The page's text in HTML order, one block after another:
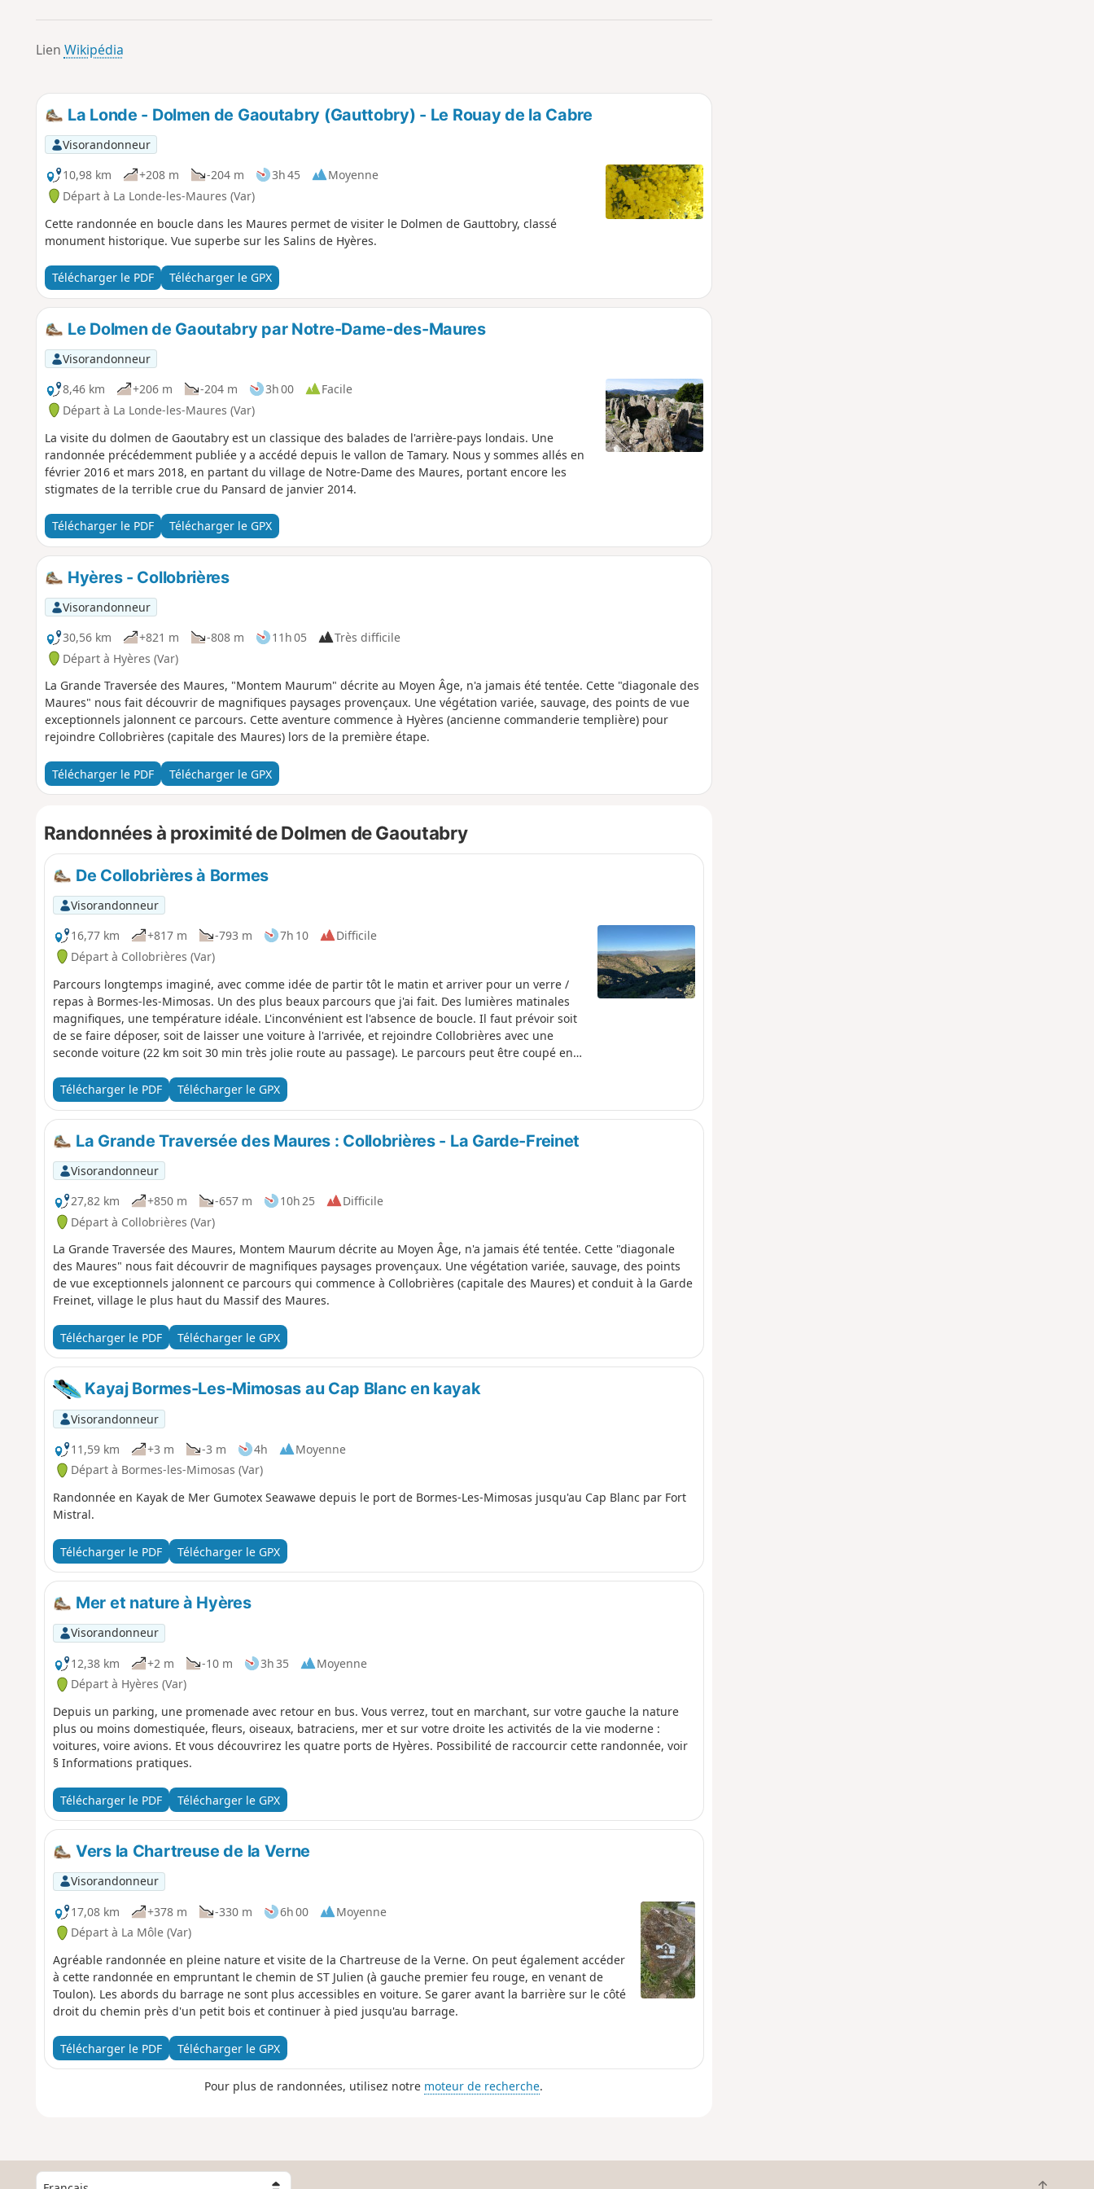
a
o
Lien Wikipédia
La Londe - Dolmen de Gaoutabry (Gauttobry) - Le Rouay de la Cabre
Visorandonneur
10,98 km
+208 m -204 m 3h 45
Moyenne
Départ à La Londe-les-Maures (Var)
Cette randonnée en boucle dans les Maures permet de visiter le Dolmen de Gauttobry, classé
monument historique. Vue superbe sur les Salins de Hyères.
Télécharger le PDF Télécharger le GPX
Le Dolmen de Gaoutabry par Notre-Dame-des-Maures
Visorandonneur
8,46 km
+206 m -204 m 3h 00
Facile
Départ à La Londe-les-Maures (Var)
La visite du dolmen de Gaoutabry est un classique des balades de l'arrière-pays londais. Une
randonnée précédemment publiée y a accédé depuis le vallon de Tamary. Nous y sommes allés en
février 2016 et mars 2018, en partant du village de Notre-Dame des Maures, portant encore les
stigmates de la terrible crue du Pansard de janvier 2014.
Télécharger le PDF Télécharger le GPX
Hyères - Collobrières
Visorandonneur
30,56 km
+821 m -808 m 11h 05
Très difficile
Départ à Hyères (Var)
La Grande Traversée des Maures, "Montem Maurum" décrite au Moyen Âge, n'a jamais été tentée. Cette "diagonale des
Maures" nous fait découvrir de magnifiques paysages provençaux. Une végétation variée, sauvage, des points de vue
exceptionnels jalonnent ce parcours. Cette aventure commence à Hyères (ancienne commanderie templière) pour
rejoindre Collobrières (capitale des Maures) lors de la première étape.
Télécharger le PDF Télécharger le GPX
Randonnées à proximité de Dolmen de Gaoutabry
De Collobrières à Bormes
Visorandonneur
16,77 km
+817 m -793 m 7h 10
Difficile
Départ à Collobrières (Var)
Parcours longtemps imaginé, avec comme idée de partir tôt le matin et arriver pour un verre /
repas à Bormes-les-Mimosas. Un des plus beaux parcours que j'ai fait. Des lumières matinales
magnifiques, une température idéale. L'inconvénient est l'absence de boucle. Il faut prévoir soit
de se faire déposer, soit de laisser une voiture à l'arrivée, et rejoindre Collobrières avec une
seconde voiture (22 km soit 30 min très jolie route au passage). Le parcours peut être coupé en
avec le GPS car certains sentiers sont difficilement repérables. Mais il existe des alternatives.
Enfin, ce parcours reste physique enchainant les montées et les descentes abruptes.
Télécharger le PDF Télécharger le GPX
La Grande Traversée des Maures : Collobrières - La Garde-Freinet
Visorandonneur
27,82 km
+850 m -657 m 10h 25
Difficile
Départ à Collobrières (Var)
La Grande Traversée des Maures, Montem Maurum décrite au Moyen Âge, n'a jamais été tentée. Cette "diagonale
des Maures" nous fait découvrir de magnifiques paysages provençaux. Une végétation variée, sauvage, des points
de vue exceptionnels jalonnent ce parcours qui commence à Collobrières (capitale des Maures) et conduit à la Garde
Freinet, village le plus haut du Massif des Maures.
Télécharger le PDF Télécharger le GPX
Kayaj Bormes-Les-Mimosas au Cap Blanc en kayak
Visorandonneur
11,59 km
+3 m -3 m 4h
Moyenne
Départ à Bormes-les-Mimosas (Var)
Randonnée en Kayak de Mer Gumotex Seawawe depuis le port de Bormes-Les-Mimosas jusqu'au Cap Blanc par Fort
Mistral.
Télécharger le PDF Télécharger le GPX
Mer et nature à Hyères
Visorandonneur
12,38 km
+2 m -10 m 3h 35
Moyenne
Départ à Hyères (Var)
Depuis un parking, une promenade avec retour en bus. Vous verrez, tout en marchant, sur votre gauche la nature
plus ou moins domestiquée, fleurs, oiseaux, batraciens, mer et sur votre droite les activités de la vie moderne :
voitures, voire avions. Et vous découvrirez les quatre ports de Hyères. Possibilité de raccourcir cette randonnée, voir
§ Informations pratiques.
Télécharger le PDF Télécharger le GPX
Vers la Chartreuse de la Verne
Visorandonneur
17,08 km
+378 m -330 m 6h 00
Moyenne
Départ à La Môle (Var)
Agréable randonnée en pleine nature et visite de la Chartreuse de la Verne. On peut également accéder
à cette randonnée en empruntant le chemin de ST Julien (à gauche premier feu rouge, en venant de
Toulon). Les abords du barrage ne sont plus accessibles en voiture. Se garer avant la barrière sur le côté
droit du chemin près d'un petit bois et continuer à pied jusqu'au barrage.
Télécharger le PDF Télécharger le GPX
Pour plus de randonnées, utilisez notre moteur de recherche.
C